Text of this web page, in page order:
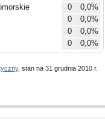
0
0,0%
0
0,0%
0
0,0%
0 0,0%
, stan na 31 grudnia 2010 r.